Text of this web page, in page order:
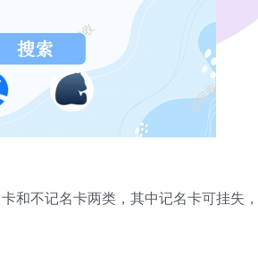
和不记名卡两类，其中记名卡可挂失